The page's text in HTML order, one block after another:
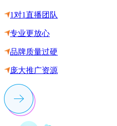
1对1直播团队
专业更放心
品牌质量过硬
庞大推广资源